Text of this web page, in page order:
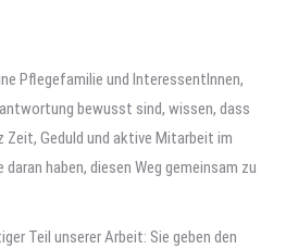
Pflegefamilie und InteressentInnen,
bewusst sind, wissen, dass
Zeit, Geduld und aktive Mitarbeit im
haben, diesen Weg gemeinsam zu
Teil unserer Arbeit: Sie geben den